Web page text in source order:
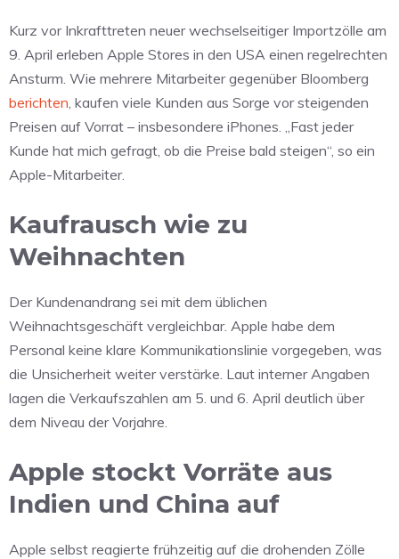
Kurz vor Inkrafttreten neuer wechselseitiger Importzölle am
9. April erleben Apple Stores in den USA einen regelrechten
Ansturm. Wie mehrere Mitarbeiter gegenüber Bloomberg
berichten , kaufen viele Kunden aus Sorge vor steigenden
Preisen auf Vorrat – insbesondere iPhones. „Fast jeder
Kunde hat mich gefragt, ob die Preise bald steigen“, so ein
Apple-Mitarbeiter.
Kaufrausch wie zu
Weihnachten
Der Kundenandrang sei mit dem üblichen
Weihnachtsgeschäft vergleichbar. Apple habe dem
Personal keine klare Kommunikationslinie vorgegeben, was
die Unsicherheit weiter verstärke. Laut interner Angaben
lagen die Verkaufszahlen am 5. und 6. April deutlich über
dem Niveau der Vorjahre.
Apple stockt Vorräte aus
Indien und China auf
Apple selbst reagierte frühzeitig auf die drohenden Zölle